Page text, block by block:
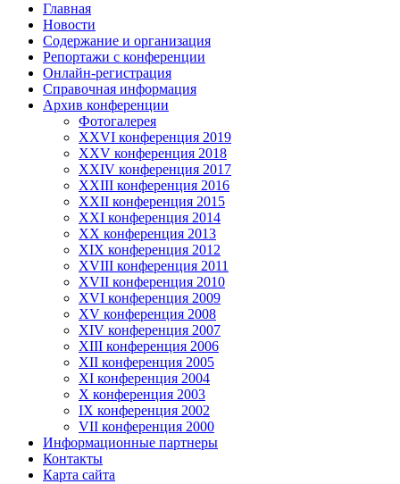
Главная
Новости
Содержание и организация
Репортажи с конференции
Онлайн-регистрация
Справочная информация
Архив конференции
Фотогалерея
XXVI конференция 2019
XXV конференция 2018
XXIV конференция 2017
XXIII конференция 2016
XXII конференция 2015
XXI конференция 2014
XX конференция 2013
XIX конференция 2012
XVIII конференция 2011
XVII конференция 2010
XVI конференция 2009
XV конференция 2008
XIV конференция 2007
XIII конференция 2006
XII конференция 2005
XI конференция 2004
X конференция 2003
IX конференция 2002
VII конференция 2000
Информационные партнеры
Контакты
Карта сайта